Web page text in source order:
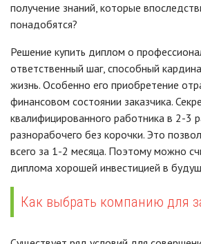
получение знаний, которые
понадобятся?
Решение купить диплом о
ответственный шаг, способный
жизнь. Особенно его приобретение
финансовом состоянии заказчика.
квалифицированного работника в 2-3
разнорабочего без корочки. Это
всего за 1-2 месяца. Поэтому можно
диплома хорошей инвестицией в
Как выбрать компанию для